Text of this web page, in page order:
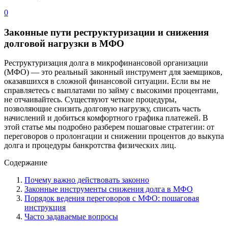
0
Законные пути реструктуризации и снижения
долговой нагрузки в МФО
Реструктуризация долга в микрофинансовой организации
(МФО) — это реальный законный инструмент для заемщиков,
оказавшихся в сложной финансовой ситуации. Если вы не
справляетесь с выплатами по займу с высокими процентами,
не отчаивайтесь. Существуют четкие процедуры,
позволяющие снизить долговую нагрузку, списать часть
начислений и добиться комфортного графика платежей. В
этой статье мы подробно разберем пошаговые стратегии: от
переговоров о пролонгации и снижении процентов до выкупа
долга и процедуры банкротства физических лиц.
Содержание
Почему важно действовать законно
Законные инструменты снижения долга в МФО
Порядок ведения переговоров с МФО: пошаговая
инструкция
Часто задаваемые вопросы